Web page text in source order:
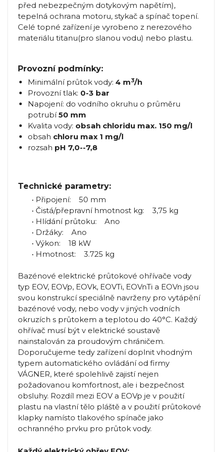
před nebezpečným dotykovým napětím),
tepelná ochrana motoru, stykač a spínač topení.
Celé topné zařízení je vyrobeno z nerezového
materiálu titanu(pro slanou vodu) nebo plastu.
Provozní podmínky:
Minimální průtok vody: 4 m3/h
Provozní tlak: 0-3 bar
Napojení: do vodního okruhu o průměru
potrubí50 mm
Kvalita vody: obsah chloridu max. 150 mg/l
obsah chloru max 1 mg/l
rozsah pH 7,0--7,8
Technické parametry:
• Připojení: 50 mm
• Čistá/přepravní hmotnost kg: 3,75 kg
• Hlídání průtoku: Ano
• Držáky: Ano
• Výkon: 18 kW
• Hmotnost: 3.725 kg
Bazénové elektrické průtokové ohřívače vody
typ EOV, EOVp, EOVk, EOVTi, EOVnTi a EOVn jsou
svou konstrukcí speciálně navrženy pro vytápění
bazénové vody, nebo vody v jiných vodních
okruzích s průtokem a teplotou do 40°C. Každý
ohřívač musí být v elektrické soustavě
nainstalován za proudovým chráničem.
Doporučujeme tedy zařízení doplnit vhodným
typem automatického ovládání od firmy
VÁGNER, které spolehlivě zajistí nejen
požadovanou komfortnost, ale i bezpečnost
obsluhy. Rozdíl mezi EOV a EOVp je v použití
plastu na vlastní tělo pláště a v použití průtokové
klapky namísto tlakového spínače jako
ochranného prvku pro průtok vody.